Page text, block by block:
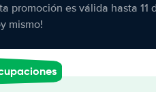
promoción es válida hasta
mismo!